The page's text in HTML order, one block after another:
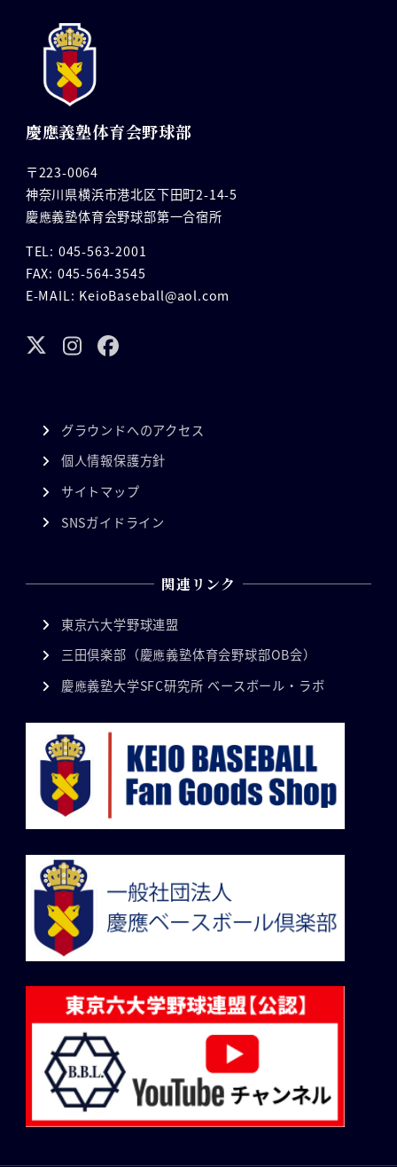
慶應義塾体育会野球部
〒223-0064
神奈川県横浜市港北区下田町2-14-5
慶應義塾体育会野球部第一合宿所
TEL: 045-563-2001
FAX: 045-564-3545
E-MAIL: KeioBaseball@aol.com
グラウンドへのアクセス
個人情報保護方針
サイトマップ
SNSガイドライン
関連リンク
東京六大学野球連盟
三田倶楽部（慶應義塾体育会野球部OB会）
慶應義塾大学SFC研究所 ベースボール・ラボ